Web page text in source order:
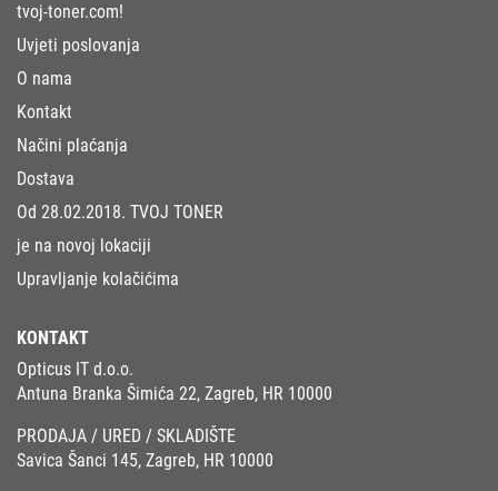
tvoj-toner.com!
Uvjeti poslovanja
O nama
Kontakt
Načini plaćanja
Dostava
Od 28.02.2018. TVOJ TONER
je na novoj lokaciji
Upravljanje kolačićima
KONTAKT
Opticus IT d.o.o.
Antuna Branka Šimića 22, Zagreb, HR 10000
PRODAJA / URED / SKLADIŠTE
Savica Šanci 145, Zagreb, HR 10000